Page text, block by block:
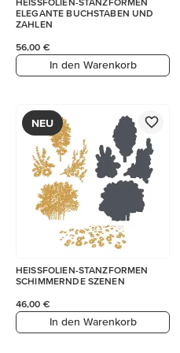
ELEGANTE BUCHSTABEN UND
ZAHLEN
56,00 €
In den Warenkorb
NEU
HEISSFOLIEN-STANZFORMEN
SCHIMMERNDE SZENEN
46,00 €
In den Warenkorb